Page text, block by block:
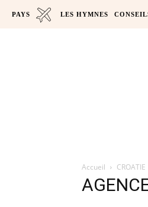
PAYS LES HYMNES
Accueil CROATIE